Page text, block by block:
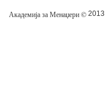
Академија за Менаџери © 2013